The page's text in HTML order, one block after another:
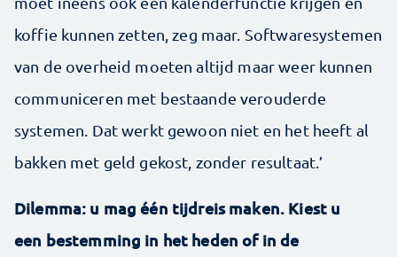
koffie kunnen zetten, zeg maar. Softwaresystemen
van de overheid moeten altijd maar weer kunnen
communiceren met bestaande ver­ouderde
systemen. Dat werkt gewoon niet en het heeft al
bakken met geld gekost, zonder resultaat.’
Dilemma: u mag één tijdreis maken. Kiest u
een bestemming in het heden of in de